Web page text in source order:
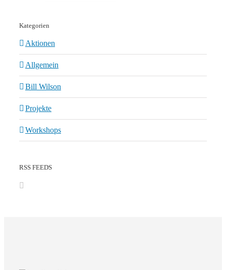
Kategorien
Aktionen
Allgemein
Bill Wilson
Projekte
Workshops
RSS FEEDS